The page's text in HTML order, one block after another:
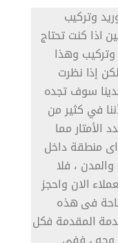
وتركيب
اذا كنت تحتاج
وهذا
إذا نظرت
سوف تجده
في كثير من
مما
منطقة داخل
، فلا
الان واحجز
فى هذه
المقدمة فكل